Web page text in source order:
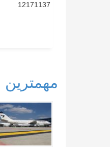
12171137
مهمترین